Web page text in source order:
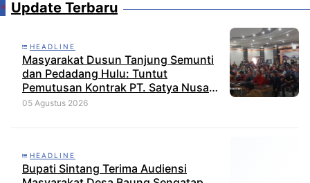
Update Terbaru
HEADLINE
Masyarakat Dusun Tanjung Semunti
dan Pedadang Hulu: Tuntut
Pemutusan Kontrak PT. Satya Nusa
Indah Perkasa
05 Agustus 2026
HEADLINE
Bupati Sintang Terima Audiensi